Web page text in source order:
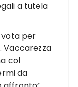
a tutela
vota per
Vaccarezza
col
da